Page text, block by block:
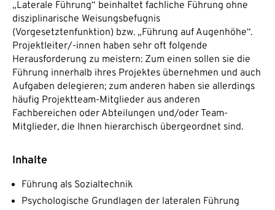
„Laterale Führung“ beinhaltet fachliche Führung ohne
disziplinarische Weisungsbefugnis
(Vorgesetztenfunktion) bzw. „Führung auf Augenhöhe“.
Projektleiter/-innen haben sehr oft folgende
Herausforderung zu meistern: Zum einen sollen sie die
Führung innerhalb ihres Projektes übernehmen und auch
Aufgaben delegieren; zum anderen haben sie allerdings
häufig Projektteam-Mitglieder aus anderen
Fachbereichen oder Abteilungen und/oder Team-
Mitglieder, die Ihnen hierarchisch übergeordnet sind.
Inhalte
Führung als Sozialtechnik
Psychologische Grundlagen der lateralen Führung